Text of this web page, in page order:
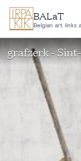
Ga naar
BALaT
Belgian art, links
grafzerk -